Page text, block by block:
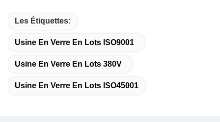
Les Étiquettes:
Usine En Verre En Lots ISO9001
Usine En Verre En Lots 380V
Usine En Verre En Lots ISO45001